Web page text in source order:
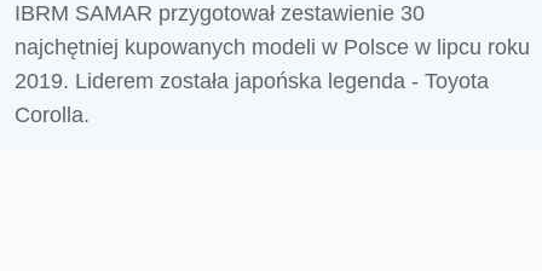
IBRM SAMAR przygotował zestawienie 30
najchętniej kupowanych modeli w Polsce w lipcu roku
2019. Liderem została japońska legenda - Toyota
Corolla.